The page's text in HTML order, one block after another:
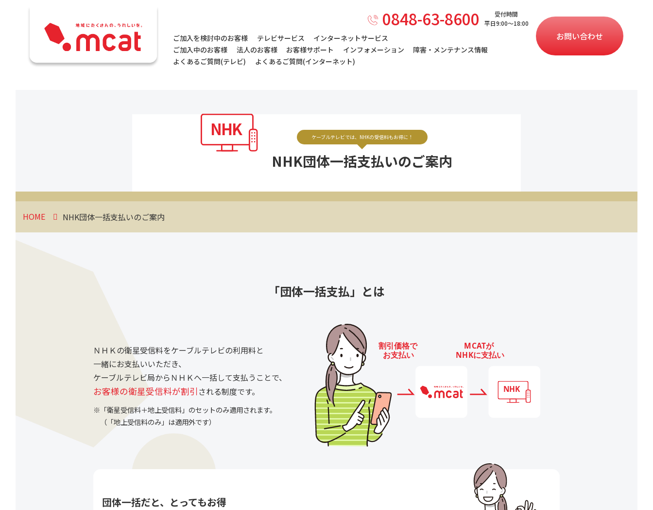
0848-63-8600
受付時間
平日9:00〜18:00
ご加入を検討中のお客様 テレビサービス
インターネットサービス
ご加入中のお客様
法人のお客様 お客様サポート インフォメーション
障害・メンテナンス情報
よくあるご質問(テレビ)
よくあるご質問(インターネット)
お問い合わせ
ケーブルテレビでは、 NHKの受信料もお得に！
NHK団体一括支払いのご案内
HOME NHK団体一括支払いのご案内
「団体一括支払」とは
ＮＨＫの衛星受信料をケーブルテレビの利用料と
一緒にお支払いいただき、
ケーブルテレビ局からＮＨＫへ一括して支払うことで、
お客様の衛星受信料が割引される制度です。
※「衛星受信料＋地上受信料」のセットのみ適用されます。
（「地上受信料のみ」は適用外です）
団体一括だと、 とってもお得